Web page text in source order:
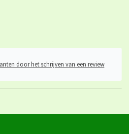
door het schrijven van een review